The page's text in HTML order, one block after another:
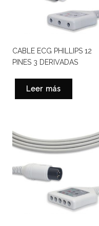
CABLE ECG PHILLIPS 12
PINES 3 DERIVADAS
Leer más